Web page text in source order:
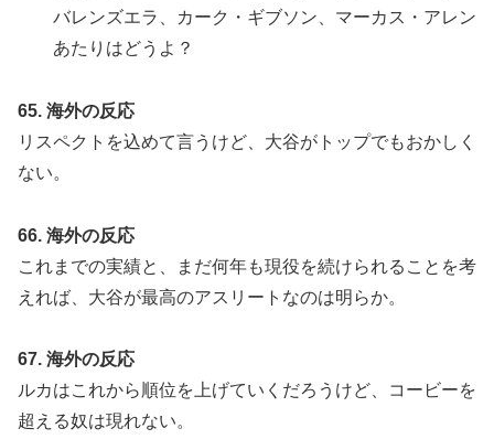
バレンズエラ、カーク・ギブソン、マーカス・アレン
あたりはどうよ？
65. 海外の反応
リスペクトを込めて言うけど、大谷がトップでもおかしく
ない。
66. 海外の反応
これまでの実績と、まだ何年も現役を続けられることを考
えれば、大谷が最高のアスリートなのは明らか。
67. 海外の反応
ルカはこれから順位を上げていくだろうけど、コービーを
超える奴は現れない。